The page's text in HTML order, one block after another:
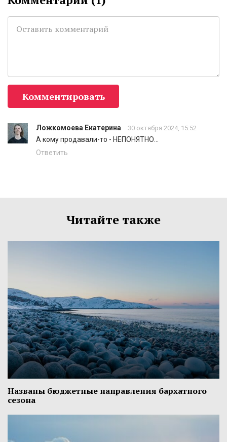
Комментировать
Ложкомоева Екатерина 30 октября 2024, 15:52
А кому продавали-то - НЕПОНЯТНО...
Ответить
Читайте также
Названы бюджетные направления бархатного
сезона